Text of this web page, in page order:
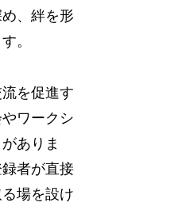
、絆を形
。
を促進す
ワークシ
ありま
者が直接
場を設け